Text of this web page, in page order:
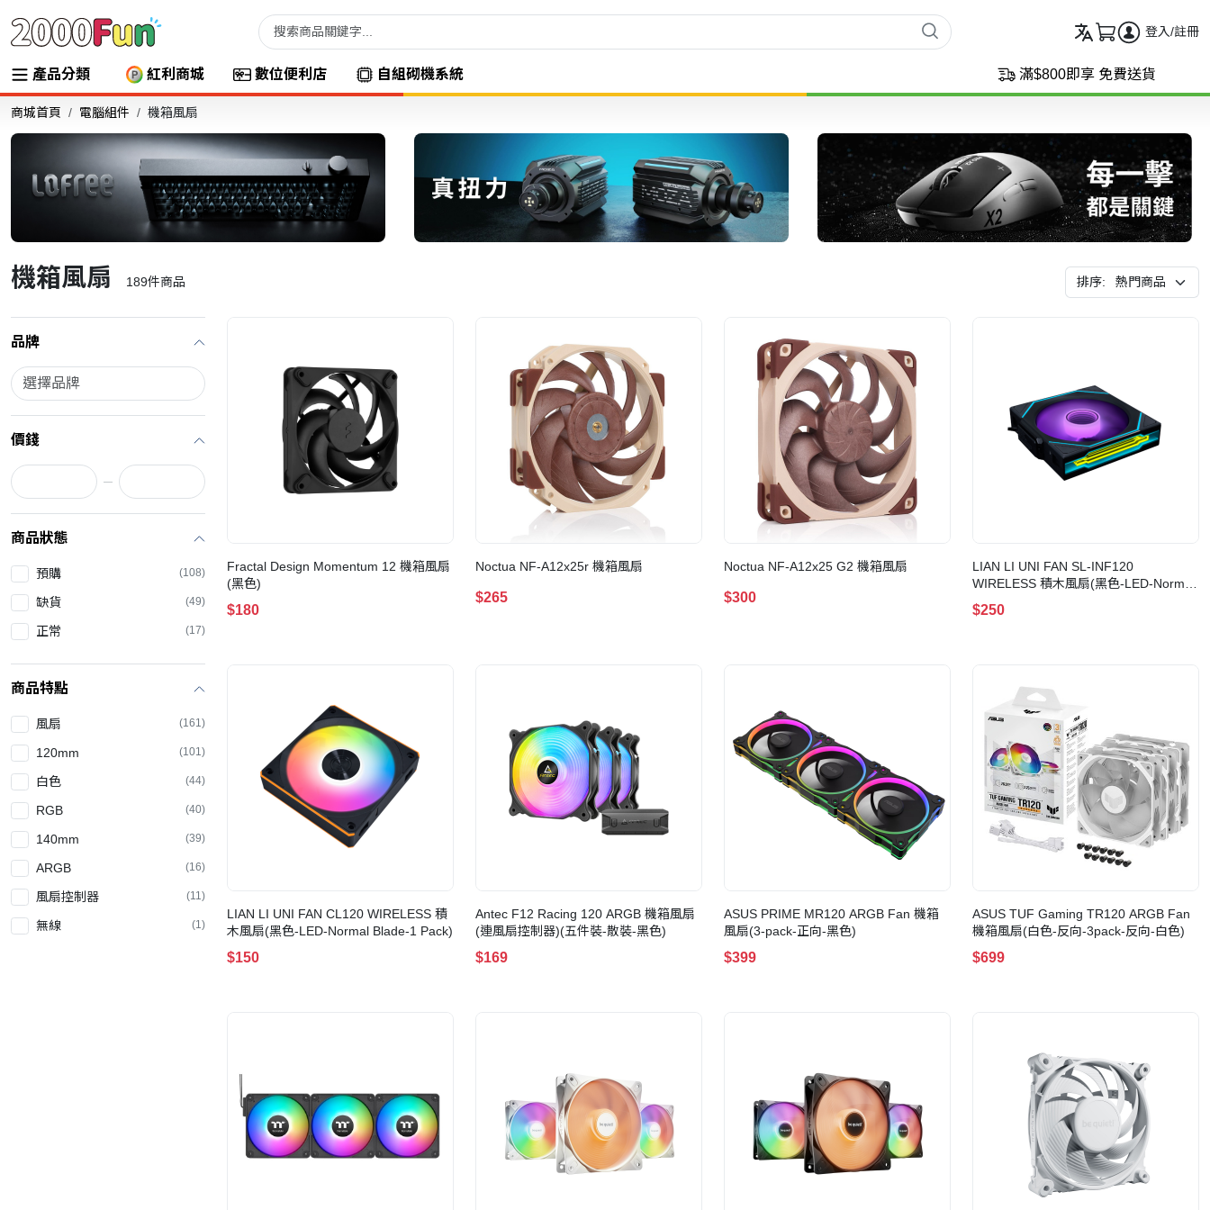
登入/註冊
產品分類 紅利商城 數位便利店 自組砌機系統 滿$800即享 免費送貨
商城首頁 電腦組件 機箱風扇
機箱風扇 189件商品 排序:
品牌
價錢
商品狀態
預購 (108)
缺貨 (49)
正常 (17)
商品特點
風扇 (161)
120mm (101)
白色 (44)
RGB (40)
140mm (39)
ARGB (16)
風扇控制器 (11)
無線 (1)
Fractal Design Momentum 12 機箱風扇
(黑色)
$180
Noctua NF-A12x25r 機箱風扇
$265
Noctua NF-A12x25 G2 機箱風扇
$300
LIAN LI UNI FAN SL-INF120
WIRELESS 積木風扇(黑色-LED-Normal
Blade-1 Pack)
$250
LIAN LI UNI FAN CL120 WIRELESS 積
木風扇(黑色-LED-Normal Blade-1 Pack)
$150
Antec F12 Racing 120 ARGB 機箱風扇
(連風扇控制器)(五件裝-散裝-黑色)
$169
ASUS PRIME MR120 ARGB Fan 機箱
風扇(3-pack-正向-黑色)
$399
ASUS TUF Gaming TR120 ARGB Fan
機箱風扇(白色-反向-3pack-反向-白色)
$699